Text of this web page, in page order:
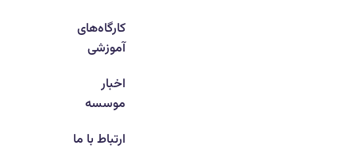
کارگاه‌های
آموزشی
اخبار
موسسه
ارتباط با ما